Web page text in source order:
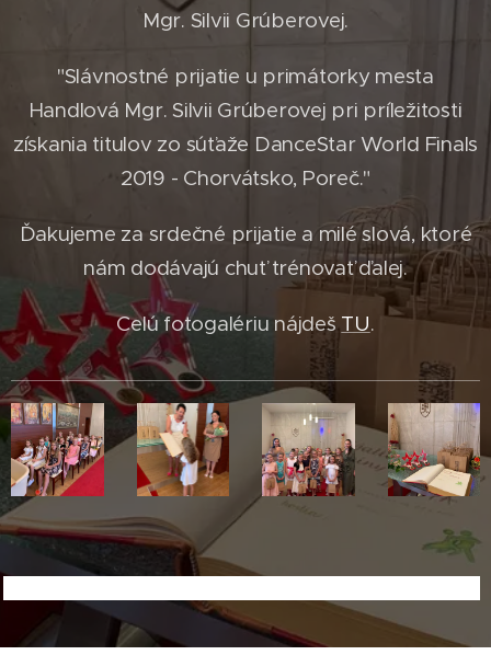
Mgr. Silvii Grúberovej.
"Slávnostné prijatie u primátorky mesta
Handlová Mgr. Silvii Grúberovej pri príležitosti
získania titulov zo súťaže DanceStar World Finals
2019 - Chorvátsko, Poreč."
Ďakujeme za srdečné prijatie a milé slová, ktoré
nám dodávajú chuť trénovať ďalej.
Celú fotogalériu nájdešTU.